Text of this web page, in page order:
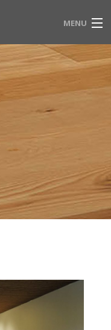
MENU